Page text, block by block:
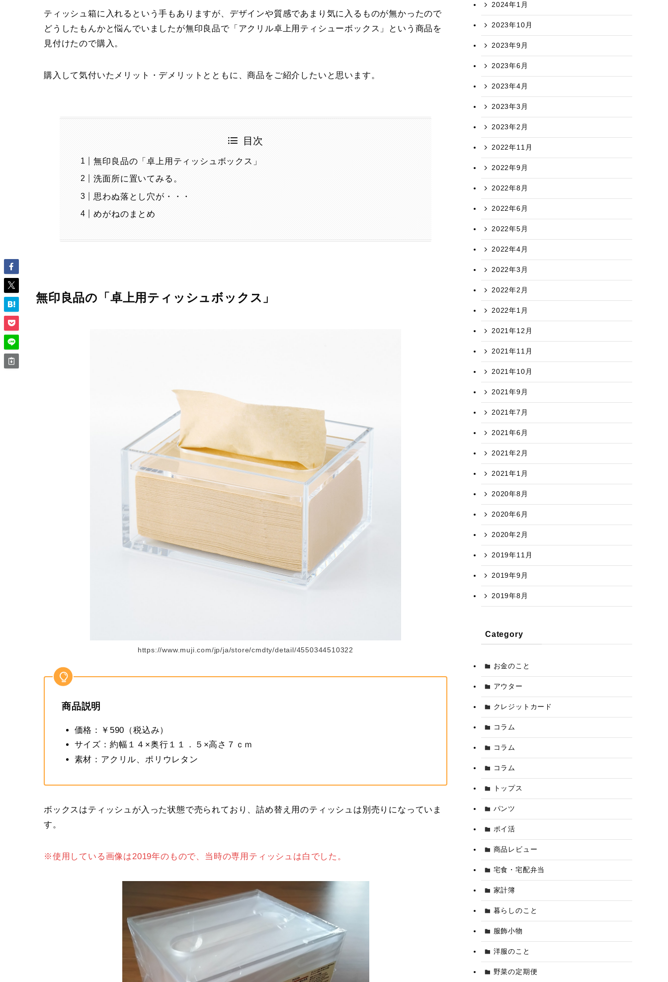
ティッシュ箱に入れるという手もありますが、デザインや質感であまり気に入るものが無かったので
どうしたもんかと悩んでいましたが無印良品で「アクリル卓上用ティシューボックス」という商品を
見付けたので購入。
購入して気付いたメリット・デメリットとともに、商品をご紹介したいと思います。
目次
無印良品の「卓上用ティッシュボックス」
洗面所に置いてみる。
思わぬ落とし穴が・・・
めがねのまとめ
無印良品の「卓上用ティッシュボックス」
https://www.muji.com/jp/ja/store/cmdty/detail/4550344510322
商品説明
価格：￥590（税込み）
サイズ：約幅１４×奥行１１．５×高さ７ｃｍ
素材：アクリル、ポリウレタン
ボックスはティッシュが入った状態で売られており、詰め替え用のティッシュは別売りになっていま
す。
※使用している画像は2019年のもので、当時の専用ティッシュは白でした。
2024年1月
2023年10月
2023年9月
2023年6月
2023年4月
2023年3月
2023年2月
2022年11月
2022年9月
2022年8月
2022年6月
2022年5月
2022年4月
2022年3月
2022年2月
2022年1月
2021年12月
2021年11月
2021年10月
2021年9月
2021年7月
2021年6月
2021年2月
2021年1月
2020年8月
2020年6月
2020年2月
2019年11月
2019年9月
2019年8月
Category
お金のこと
アウター
クレジットカード
コラム
コラム
コラム
トップス
パンツ
ポイ活
商品レビュー
宅食・宅配弁当
家計簿
暮らしのこと
服飾小物
洋服のこと
野菜の定期便